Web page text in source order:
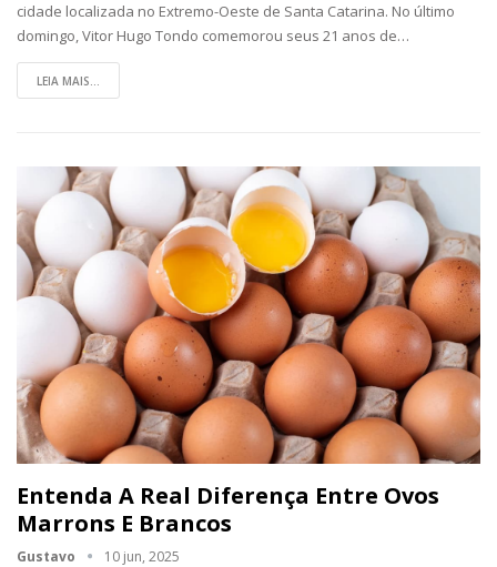
cidade localizada no Extremo-Oeste de Santa Catarina. No último
domingo, Vitor Hugo Tondo comemorou seus 21 anos de…
LEIA MAIS...
Entenda A Real Diferença Entre Ovos
Marrons E Brancos
Gustavo 10 jun, 2025